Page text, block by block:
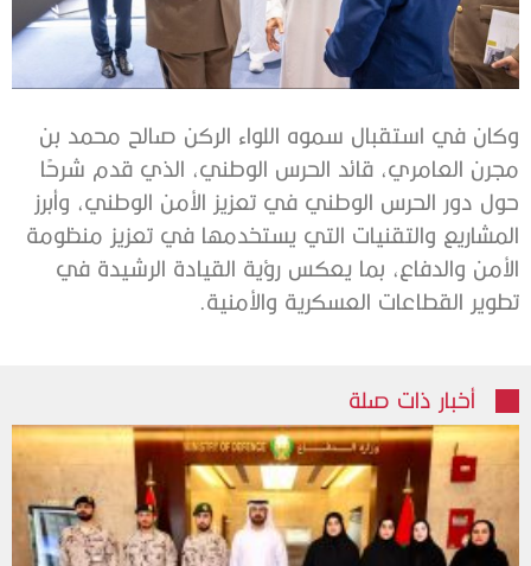
وكان في استقبال سموه اللواء الركن صالح محمد بن
مجرن العامري، قائد الحرس الوطني، الذي قدم شرحًا
حول دور الحرس الوطني في تعزيز الأمن الوطني، وأبرز
المشاريع والتقنيات التي يستخدمها في تعزيز منظومة
الأمن والدفاع، بما يعكس رؤية القيادة الرشيدة في
تطوير القطاعات العسكرية والأمنية.
أخبار ذات صلة